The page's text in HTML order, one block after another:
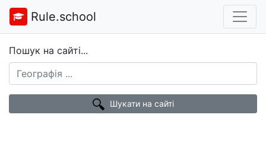
Rule.school
Пошук на сайті...
Шукати на сайті